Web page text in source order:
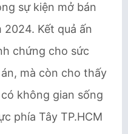
sự kiện mở bán
Kết quả ấn
chứng cho sức
mà còn cho thấy
không gian sống
phía Tây TP.HCM